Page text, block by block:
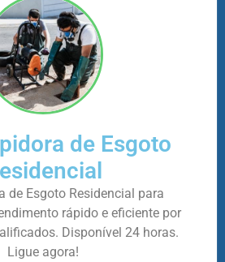
de Esgoto
de Esgoto Residencial para
rápido e eficiente por
Disponível 24 horas.
Ligue agora!